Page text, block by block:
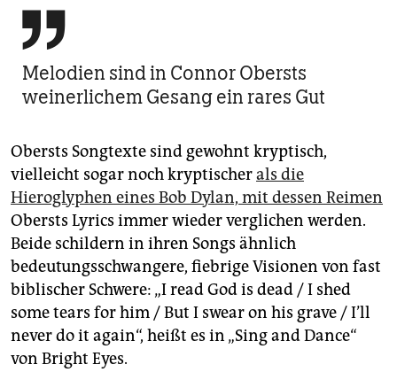

Melodien sind in Connor Obersts
weinerlichem Gesang ein rares Gut
Obersts Songtexte sind gewohnt kryptisch,
vielleicht sogar noch kryptischerals die
Hieroglyphen eines Bob Dylan, mit dessen Reimen
Obersts Lyrics immer wieder verglichen werden.
Beide schildern in ihren Songs ähnlich
bedeutungsschwangere, fiebrige Visionen von fast
biblischer Schwere: „I read God is dead / I shed
some tears for him / But I swear on his grave / I’ll
never do it again“, heißt es in „Sing and Dance“
von Bright Eyes.